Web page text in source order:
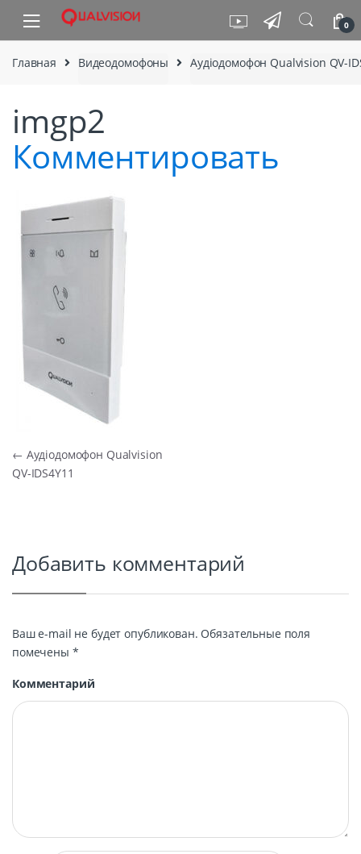
Skip to navigation
Skip to content
0
Главная Видеодомофоны Аудіодомофон Qualvision QV-
imgp2
Комментировать
Навигация по записям
← Аудіодомофон Qualvision
QV-IDS4Y11
Добавить комментарий
Ваш e-mail не будет опубликован. Обязательные поля
помечены *
Комментарий